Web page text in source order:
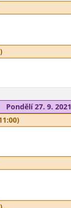
Pondělí 27. 9. 2021